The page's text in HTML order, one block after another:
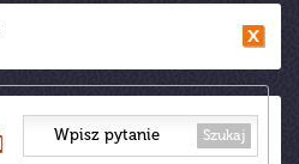
Szukaj